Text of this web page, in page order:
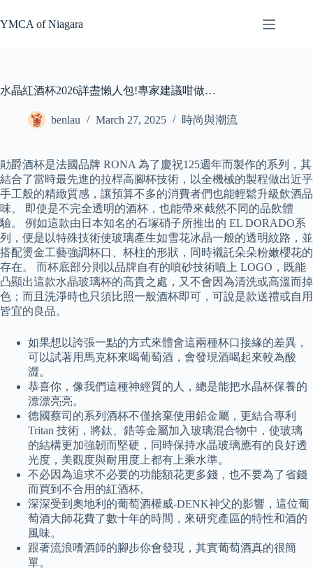
to
content
YMCA of Niagara
水晶紅酒杯2026詳盡懶人包!專家建議咁做…
benlau March 27, 2025 時尚與潮流
勛爵酒杯是法國品牌 RONA 為了慶祝125週年而製作的系列，其
結合了當時最先進的拉桿高腳杯技術，以全機械的製程做出近乎
手工般的精緻質感，讓預算不多的消費者們也能輕鬆升級飲酒品
味。 即使是不完全透明的酒杯，也能帶來截然不同的品飲體
驗。 例如這款由日本知名的石塚硝子所推出的 EL DORADO系
列，便是以特殊技術使玻璃產生如雪花冰晶一般的透明紋路，並
搭配燙金工藝強調杯口、杯柱的形狀，同時襯託朵朵粉嫩櫻花的
存在。 而杯底部分則以品牌自有的噴砂技術噴上 LOGO，既能
凸顯出這款水晶玻璃杯的高貴之處，又不會因為清洗或高溫而掉
色；而且洗淨時也只須比照一般酒杯即可，可說是款送禮或自用
皆宜的良品。
如果想以誇張一點的方式來體會這兩種杯口接緣的差異，
可以試著用馬克杯來喝葡萄酒，會發現酒喝起來較為酸
澀。
恭喜你，像我們這種神經質的人，總是能把水晶杯保養的
漂漂亮亮。
德國蔡司的系列酒杯不僅捨棄使用鉛金屬，更結合專利
Tritan 技術，將鈦、鋯等金屬加入玻璃混合物中，使玻璃
的結構更加強韌而堅硬，同時保持水晶玻璃應有的良好透
光度，美觀度與耐用度上都有上乘水準。
不必因為追求不必要的功能額花更多錢，也不要為了省錢
而買到不合用的紅酒杯。
深深受到奧地利的葡萄酒權威-DENK神父的影響，這位葡
萄酒大師花費了數十年的時間，來研究產區的特性和酒的
風味。
跟著流浪嗜酒師的腳步你會發現，其實葡萄酒真的很簡
單。